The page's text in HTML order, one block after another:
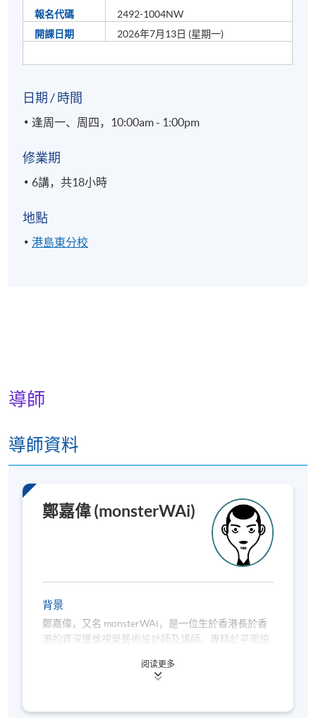
報名代碼
2492-1004NW
開課日期
2026年7月13日 (星期一)
日期 / 時間
逢周一、周四，10:00am - 1:00pm
修業期
6講，共18小時
地點
港島東分校
導師
導師資料
鄭嘉偉 (monsterWAi)
背景
鄭嘉偉，又名 monsterWAi，是一位生於香港長於香
港的資深獲獎視覺藝術設計師及講師。專精於平面設
業經驗與獨特創意，引導學生深入探索視覺藝術的多
阅读更多